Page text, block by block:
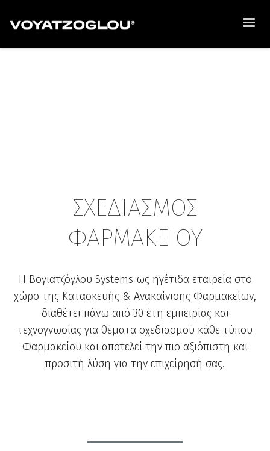
ΣΧΕΔΙΑΣΜΟΣ
ΦΑΡΜΑΚΕΙΟΥ
Η Βογιατζόγλου Systems ως ηγέτιδα εταιρεία στο
χώρο της Κατασκευής & Ανακαίνισης Φαρμακείων,
διαθέτει πάνω από 30 έτη εμπειρίας και
τεχνογνωσίας για θέματα σχεδιασμού κάθε τύπου
Φαρμακείου και αποτελεί την πιο αξιόπιστη και
προσιτή λύση για την επιχείρησή σας.